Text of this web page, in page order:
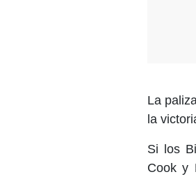
La
la
Si los
Cook y